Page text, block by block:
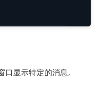
显示特定的消息。